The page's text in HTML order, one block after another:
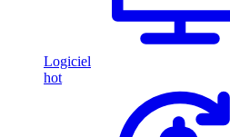
Logiciel
hot